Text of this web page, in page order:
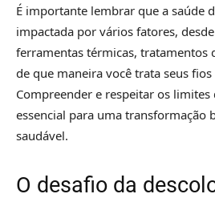
É importante lembrar que a saúde
impactada por vários fatores,
ferramentas térmicas, tratamentos
de que maneira você trata seus
Compreender e respeitar os limites
essencial para uma transformação
saudável.
O desafio da